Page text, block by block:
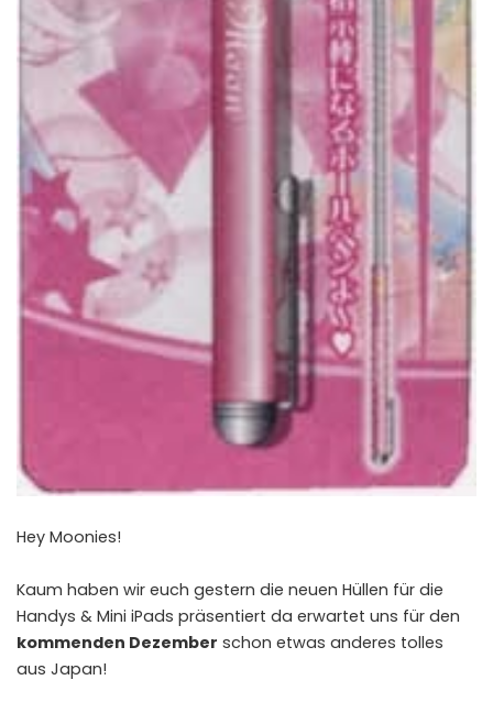
Hey Moonies!
Kaum haben wir euch gestern die neuen Hüllen für die
Handys & Mini iPads präsentiert da erwartet uns für den
kommenden Dezember schon etwas anderes tolles
aus Japan!